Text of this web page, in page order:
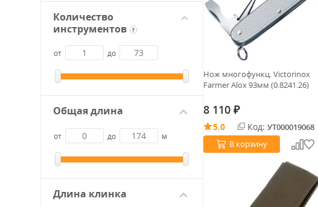
Количество
инструментов
?
от до
Общая длина
от до м
Длина клинка
Нож многофункц. Victorinox
Farmer Alox 93мм (0.8241.26)
8 110 ₽
5.0 Код: УТ000019068
В корзину